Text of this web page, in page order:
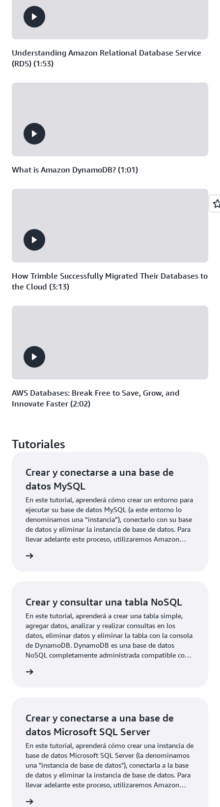
para Redis OSS
Understanding Amazon Relational Database Service
(RDS) (1:53)
What is Amazon DynamoDB? (1:01)
How Trimble Successfully Migrated Their Databases to
the Cloud (3:13)
AWS Databases: Break Free to Save, Grow, and
Innovate Faster (2:02)
Tutoriales
Crear y conectarse a una base de
datos MySQL
En este tutorial, aprenderá cómo crear un entorno para
ejecutar su base de datos MySQL (a este entorno lo
denominamos una “instancia”), conectarlo con su base
de datos y eliminar la instancia de base de datos. Para
llevar adelante este proceso, utilizaremos Amazon
recursos que utilizamos en este tutorial son elegibles
Crear y consultar una tabla NoSQL
En este tutorial, aprenderá a crear una tabla simple,
agregar datos, analizar y realizar consultas en los
datos, eliminar datos y eliminar la tabla con la consola
de DynamoDB. DynamoDB es una base de datos
NoSQL completamente administrada compatible con
documentos. El modelo de datos flexible, el
IoT y mucho más. Todas las operaciones que se
explican en este tutorial pueden realizarse con el nivel
gratuito.
Crear y conectarse a una base de
datos Microsoft SQL Server
En este tutorial, aprenderá cómo crear una instancia de
base de datos Microsoft SQL Server (la denominamos
una "instancia de base de datos"), conectarla a la base
de datos y eliminar la instancia de base de datos. Para
llevar adelante este proceso, utilizaremos Amazon
recursos que utilizamos en este tutorial son elegibles